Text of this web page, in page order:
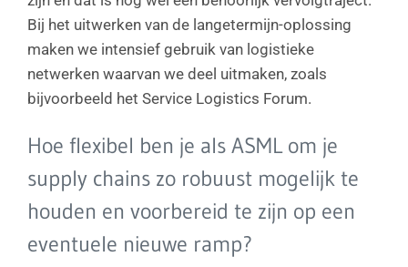
Bij het uitwerken van de langetermijn-oplossing
maken we intensief gebruik van logistieke
netwerken waarvan we deel uitmaken, zoals
bijvoorbeeld het Service Logistics Forum.
Hoe flexibel ben je als ASML om je
supply chains zo robuust mogelijk te
houden en voorbereid te zijn op een
eventuele nieuwe ramp?